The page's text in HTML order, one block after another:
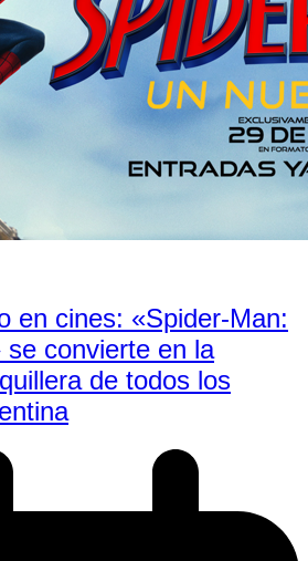
en cines: «Spider-Man:
convierte en la
de todos los